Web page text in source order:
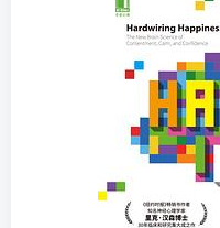
登录
没有账号？立即注册
用户名/手机号/
登录密码
记住登录